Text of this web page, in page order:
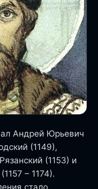
Андрей Юрьевич
(1149),
(1153) и
– 1174).
стало